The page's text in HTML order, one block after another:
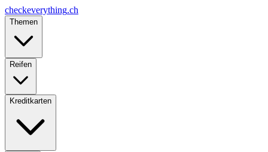
checkeverything.ch
Themen
Reifen
Kreditkarten